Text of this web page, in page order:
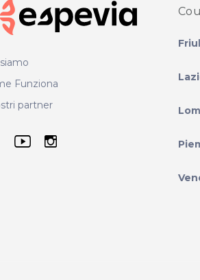
Funziona
partner
su facebook
seguici su youtube
seguici su